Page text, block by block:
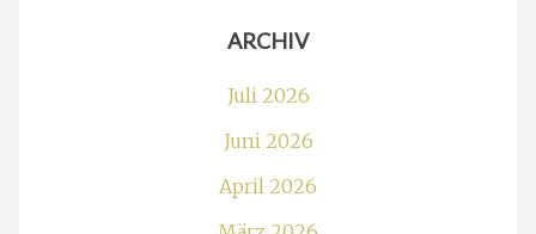
ARCHIV
Juli 2026
Juni 2026
April 2026